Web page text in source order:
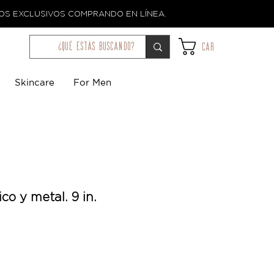
EXCLUSIVOS COMPRANDO EN LÍNEA.
¿qué estás buscando? Car
Skincare For Men
y metal. 9 in.